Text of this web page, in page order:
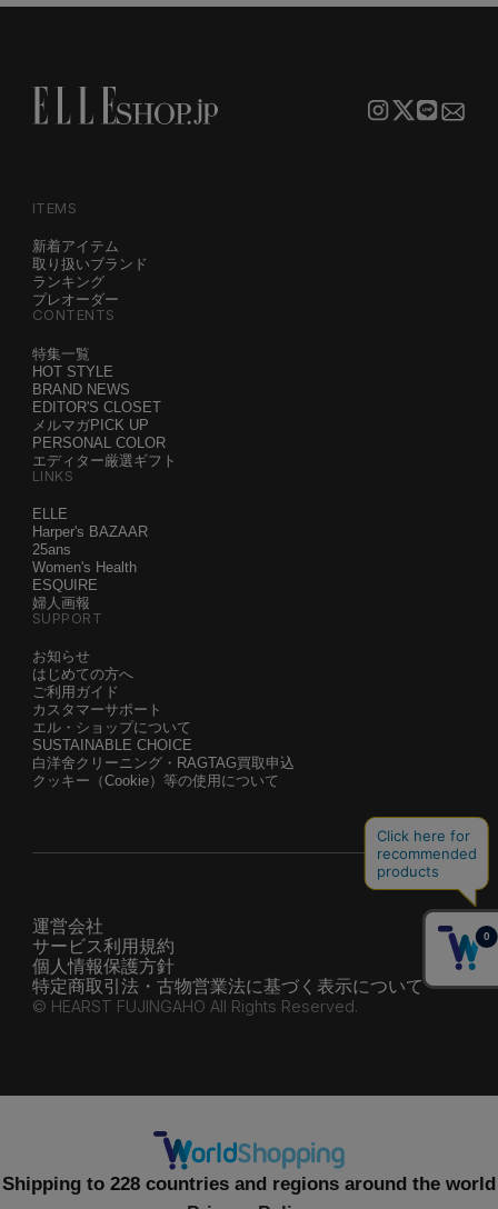
ITEMS
新着アイテム
取り扱いブランド
ランキング
プレオーダー
CONTENTS
特集一覧
HOT STYLE
BRAND NEWS
EDITOR'S CLOSET
メルマガPICK UP
PERSONAL COLOR
エディター厳選ギフト
LINKS
ELLE
Harper's BAZAAR
25ans
Women's Health
ESQUIRE
婦人画報
SUPPORT
お知らせ
はじめての方へ
ご利用ガイド
カスタマーサポート
エル・ショップについて
SUSTAINABLE CHOICE
白洋舍クリーニング・RAGTAG買取申込
クッキー（Cookie）等の使用について
運営会社
サービス利用規約
個人情報保護方針
特定商取引法・古物営業法に基づく表示について
© HEARST FUJINGAHO All Rights Reserved.
Shipping to 228 countries and regions around the world